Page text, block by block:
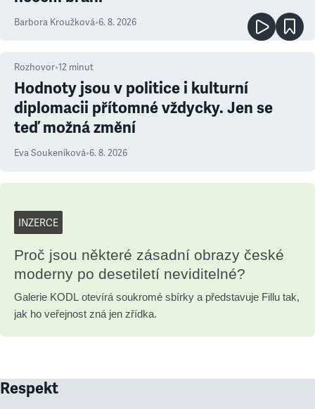
Barbora Kroužková•6. 8. 2026
Rozhovor•12 minut
Hodnoty jsou v politice i kulturní
diplomacii přítomné vždycky. Jen se
teď možná změní
Eva Soukeníková•6. 8. 2026
INZERCE
Proč jsou některé zásadní obrazy české
moderny po desetiletí neviditelné?
Galerie KODL otevírá soukromé sbírky a představuje Fillu tak,
jak ho veřejnost zná jen zřídka.
Respekt